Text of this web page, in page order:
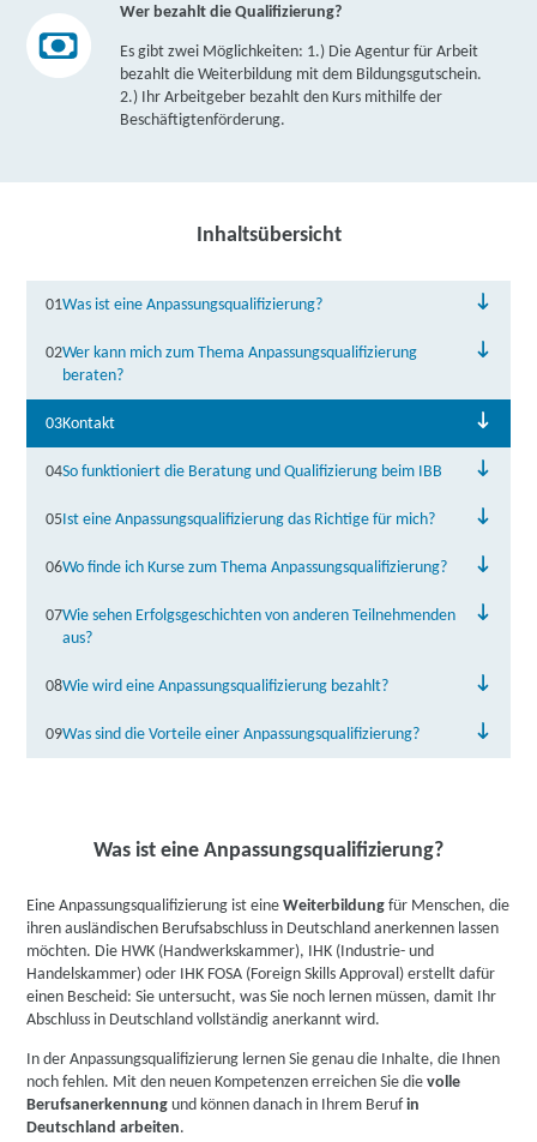
Wer bezahlt die Qualifizierung?
Es gibt zwei Möglichkeiten: 1.) Die Agentur für Arbeit
bezahlt die Weiterbildung mit dem Bildungsgutschein.
2.) Ihr Arbeitgeber bezahlt den Kurs mithilfe der
Beschäftigtenförderung.
Inhaltsübersicht
01Was ist eine Anpassungsqualifizierung?
02Wer kann mich zum Thema Anpassungsqualifizierung
beraten?
03Kontakt
04So funktioniert die Beratung und Qualifizierung beim IBB
05Ist eine Anpassungsqualifizierung das Richtige für mich?
06Wo finde ich Kurse zum Thema Anpassungsqualifizierung?
07Wie sehen Erfolgsgeschichten von anderen Teilnehmenden
aus?
08Wie wird eine Anpassungsqualifizierung bezahlt?
09Was sind die Vorteile einer Anpassungsqualifizierung?
Was ist eine Anpassungsqualifizierung?
Eine Anpassungsqualifizierung ist eineWeiterbildung für Menschen, die
ihren ausländischen Berufsabschluss in Deutschland anerkennen lassen
möchten. Die HWK (Handwerkskammer), IHK (Industrie- und
Handelskammer) oder IHK FOSA (Foreign Skills Approval) erstellt dafür
einen Bescheid: Sie untersucht, was Sie noch lernen müssen, damit Ihr
Abschluss in Deutschland vollständig anerkannt wird.
In der Anpassungsqualifizierung lernen Sie genau die Inhalte, die Ihnen
noch fehlen. Mit den neuen Kompetenzen erreichen Sie dievolle
Berufsanerkennung und können danach in Ihrem Berufin
Deutschland arbeiten.